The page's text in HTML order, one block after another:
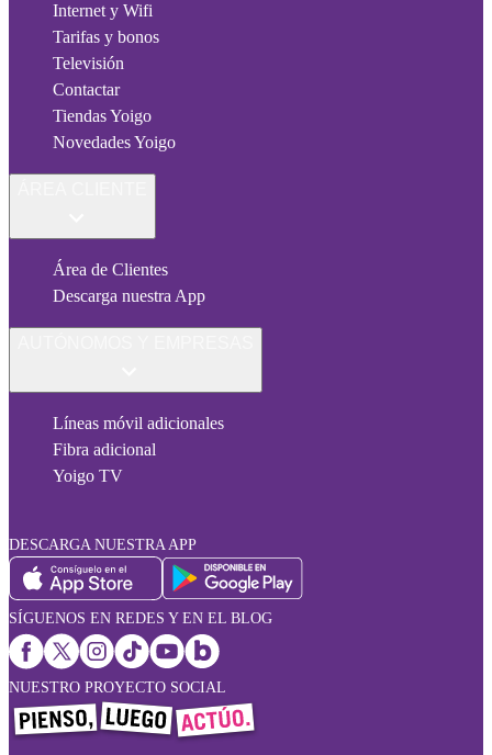
Internet y Wifi
Tarifas y bonos
Televisión
Contactar
Tiendas Yoigo
Novedades Yoigo
Área de Clientes
Descarga nuestra App
Líneas móvil adicionales
Fibra adicional
Yoigo TV
DESCARGA NUESTRA APP
SÍGUENOS EN REDES Y EN EL BLOG
NUESTRO PROYECTO SOCIAL